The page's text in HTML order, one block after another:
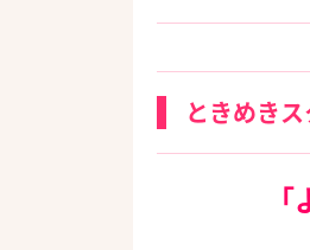
ときめき